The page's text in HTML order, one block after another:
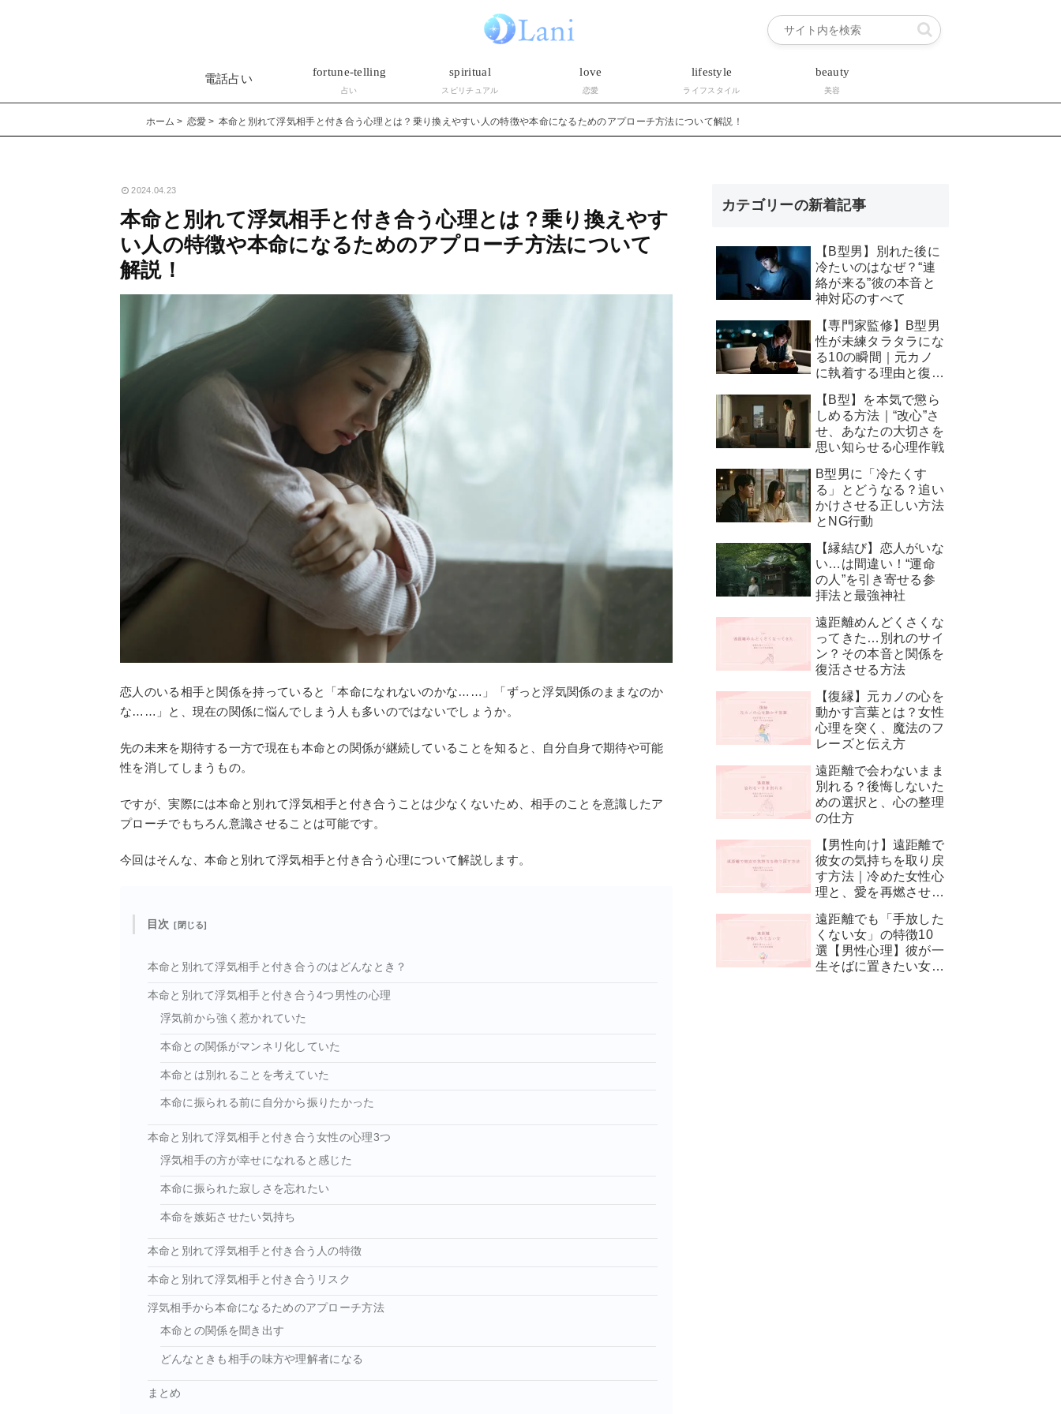
電話占い
fortune-telling
占い
spiritual
スピリチュアル
love
恋愛
lifestyle
ライフスタイル
beauty
美容
ホーム 恋愛 本命と別れて浮気相手と付き合う心理とは？乗り換えやすい人の特徴や本命になるためのアプローチ方法について解説！
2024.04.23
本命と別れて浮気相手と付き合う心理とは？乗り換えやす
い人の特徴や本命になるためのアプローチ方法について
解説！
恋人のいる相手と関係を持っていると「本命になれないのかな……」「ずっと浮気関係のままなのか
な……」と、現在の関係に悩んでしまう人も多いのではないでしょうか。
先の未来を期待する一方で現在も本命との関係が継続していることを知ると、自分自身で期待や可能
性を消してしまうもの。
ですが、実際には本命と別れて浮気相手と付き合うことは少なくないため、相手のことを意識したア
プローチでもちろん意識させることは可能です。
今回はそんな、本命と別れて浮気相手と付き合う心理について解説します。
目次
本命と別れて浮気相手と付き合うのはどんなとき？
本命と別れて浮気相手と付き合う4つ男性の心理
浮気前から強く惹かれていた
本命との関係がマンネリ化していた
本命とは別れることを考えていた
本命に振られる前に自分から振りたかった
本命と別れて浮気相手と付き合う女性の心理3つ
浮気相手の方が幸せになれると感じた
本命に振られた寂しさを忘れたい
本命を嫉妬させたい気持ち
本命と別れて浮気相手と付き合う人の特徴
本命と別れて浮気相手と付き合うリスク
浮気相手から本命になるためのアプローチ方法
本命との関係を聞き出す
どんなときも相手の味方や理解者になる
まとめ
カテゴリーの新着記事
【B型男】別れた後に
冷たいのはなぜ？“連
絡が来る”彼の本音と
神対応のすべて
【専門家監修】B型男
性が未練タラタラにな
る10の瞬間｜元カノ
に執着する理由と復縁
【B型】を本気で懲ら
しめる方法｜“改心”さ
せ、あなたの大切さを
思い知らせる心理作戦
B型男に「冷たくす
る」とどうなる？追い
かけさせる正しい方法
とNG行動
【縁結び】恋人がいな
い…は間違い！“運命
の人”を引き寄せる参
拝法と最強神社
遠距離めんどくさくな
ってきた…別れのサイ
ン？その本音と関係を
復活させる方法
【復縁】元カノの心を
動かす言葉とは？女性
心理を突く、魔法のフ
レーズと伝え方
遠距離で会わないまま
別れる？後悔しないた
めの選択と、心の整理
の仕方
【男性向け】遠距離で
彼女の気持ちを取り戻
す方法｜冷めた女性心
理と、愛を再燃させる
遠距離でも「手放した
くない女」の特徴10
選【男性心理】彼が一
生そばに置きたい女性